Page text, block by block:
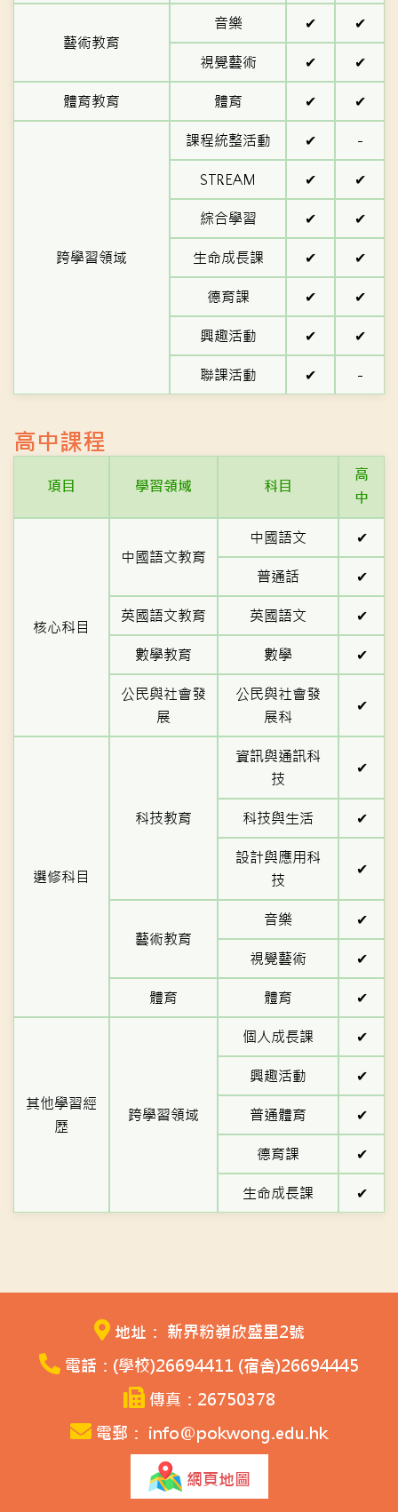
藝術教育
音樂 ✔ ✔
視覺藝術 ✔ ✔
體育教育 體育 ✔ ✔
跨學習領域
課程統整活動 ✔ -
STREAM ✔ ✔
綜合學習 ✔ ✔
生命成長課 ✔ ✔
德育課 ✔ ✔
興趣活動 ✔ ✔
聯課活動 ✔ -
高中課程
項目 學習領域 科目
高
中
核心科目
中國語文教育
中國語文 ✔
普通話 ✔
英國語文教育 英國語文 ✔
數學教育 數學 ✔
公民與社會發
展
公民與社會發
展科
✔
選修科目
科技教育
資訊與通訊科
技
✔
科技與生活 ✔
設計與應用科
技
✔
藝術教育
音樂 ✔
視覺藝術 ✔
體育 體育 ✔
其他學習經
歷
跨學習領域
個人成長課 ✔
興趣活動 ✔
普通體育 ✔
德育課 ✔
生命成長課 ✔
地址： 新界粉嶺欣盛里2號
電話：(學校)26694411 (宿舍)26694445
傳真：26750378
電郵： info@pokwong.edu.hk
網頁地圖